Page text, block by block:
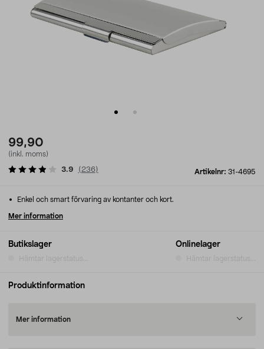
99,90
(inkl. moms)
Artikelnr: 31-4695
3.9 ( 236)
Butikslager
Hämtar lagerstatus...
Onlinelager
Hämtar lagerstatus...
Enkel och smart förvaring av kontanter och kort.
Mer information
Produktinformation
Mer information